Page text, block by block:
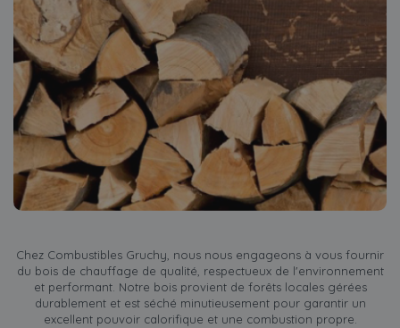
Chez Combustibles Gruchy, nous nous engageons à vous fournir
du bois de chauffage de qualité, respectueux de l'environnement
et performant. Notre bois provient de forêts locales gérées
durablement et est séché minutieusement pour garantir un
excellent pouvoir calorifique et une combustion propre.